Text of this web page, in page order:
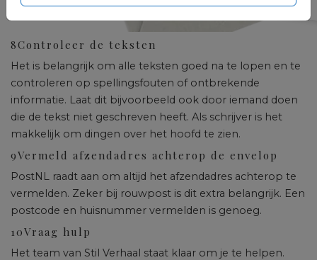
8Controleer de teksten
Het is belangrijk om alle teksten goed na te lopen en te
controleren op spellingsfouten of ontbrekende
informatie. Laat dit bijvoorbeeld ook door iemand doen
die de tekst niet geschreven heeft. Als schrijver is het
makkelijk om dingen over het hoofd te zien.
9Vermeld afzendadres achterop de envelop
PostNL raadt aan om altijd het afzendadres achterop te
vermelden. Zeker bij rouwpost is dit extra belangrijk. Een
postcode en huisnummer vermelden is genoeg.
10Vraag hulp
Het team van Stil Verhaal staat klaar om je te helpen.